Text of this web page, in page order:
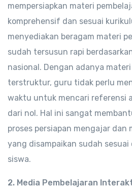
mempersiapkan materi
komprehensif dan sesuai
menyediakan beragam materi
sudah tersusun rapi
nasional. Dengan adanya
terstruktur, guru tidak perlu
waktu untuk mencari referensi
dari nol. Hal ini sangat
proses persiapan mengajar dan
yang disampaikan sudah
siswa.
2. Media Pembelajaran